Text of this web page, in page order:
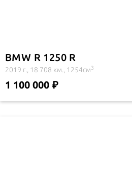
BMW R 1250 R
2019 г., 18 708 км., 1254см3
1 100 000